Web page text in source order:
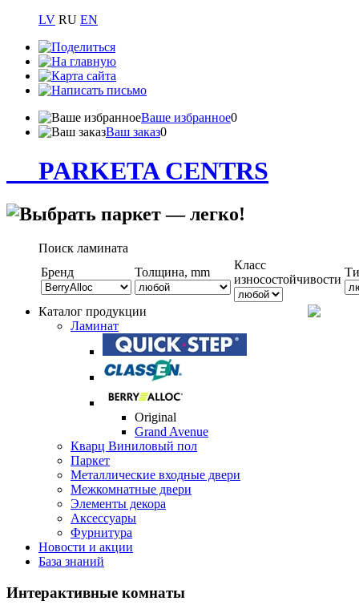
LV RU EN
Ваше избранное0
Ваш заказ0
PARKETA CENTRS
Поиск ламината
Бренд
Толщина, mm
Класс
износостойчивости
Каталог продукции
Ламинат
Original
Grand Avenue
Кварц Виниловый пол
Паркет
Металлические входные двери
Межкомнатные двери
Элементы декора
Аксессуары
Фурнитура
Новости и акции
База знаний
Интерактивные комнаты